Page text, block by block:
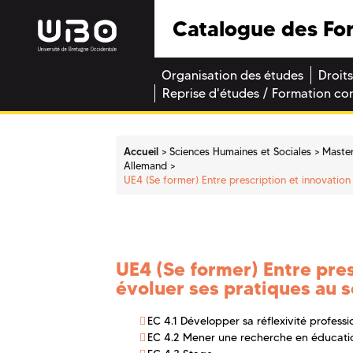
Catalogue des
Organisation des études
Reprise d'études / Formation
Accueil Sciences Humaines et Sociales
Allemand
UE4 (Se former) Entre prescription et
UE4 (Se former) Entre
évoluer ses pratiques au
EC 4.1 Développer sa réflexivité
EC 4.2 Mener une recherche en